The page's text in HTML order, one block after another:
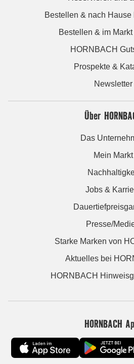
Bestellen & nach Hause
Bestellen & im
HORNBACH
Prospekte &
Newsletter
Über
Das
Mein Markt
Jobs &
Presse/
Starke Marken von
Aktuelles bei
HORNBACH
HORNBACH